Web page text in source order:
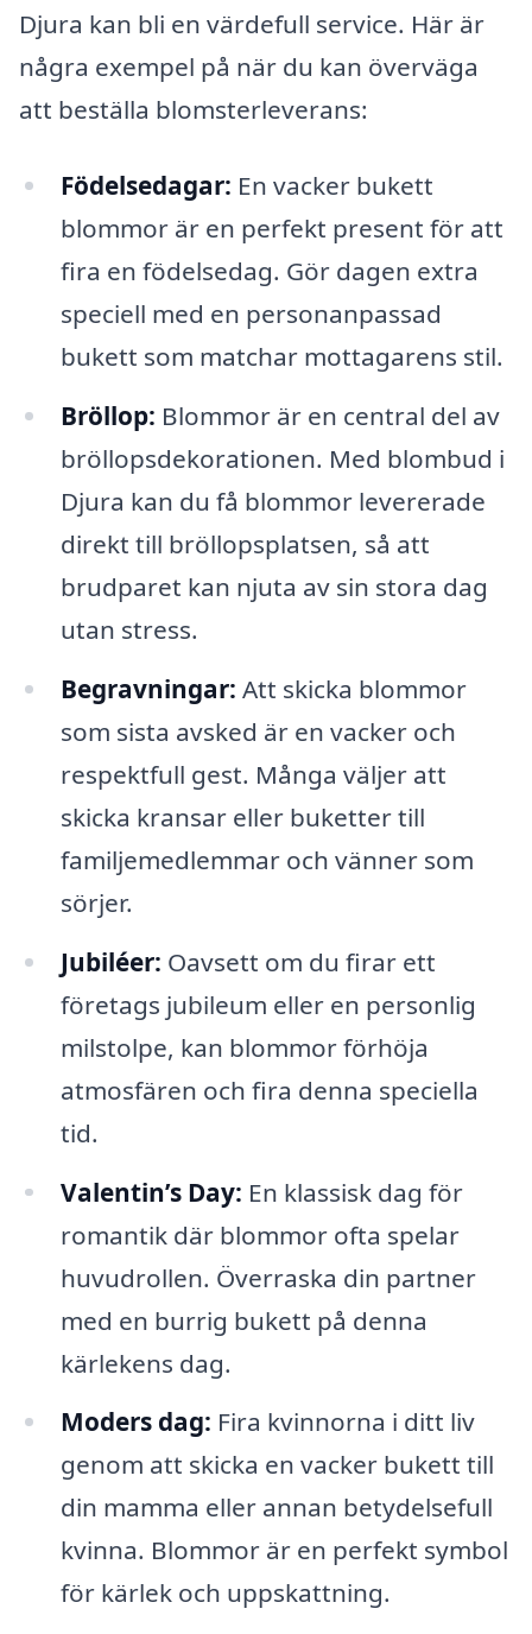
Djura kan bli en värdefull service. Här är
några exempel på när du kan överväga
att beställa blomsterleverans:
Födelsedagar: En vacker bukett
blommor är en perfekt present för att
fira en födelsedag. Gör dagen extra
speciell med en personanpassad
bukett som matchar mottagarens stil.
Bröllop: Blommor är en central del av
bröllopsdekorationen. Med blombud i
Djura kan du få blommor levererade
direkt till bröllopsplatsen, så att
brudparet kan njuta av sin stora dag
utan stress.
Begravningar: Att skicka blommor
som sista avsked är en vacker och
respektfull gest. Många väljer att
skicka kransar eller buketter till
familjemedlemmar och vänner som
sörjer.
Jubiléer: Oavsett om du firar ett
företags jubileum eller en personlig
milstolpe, kan blommor förhöja
atmosfären och fira denna speciella
tid.
Valentin’s Day: En klassisk dag för
romantik där blommor ofta spelar
huvudrollen. Överraska din partner
med en burrig bukett på denna
kärlekens dag.
Moders dag: Fira kvinnorna i ditt liv
genom att skicka en vacker bukett till
din mamma eller annan betydelsefull
kvinna. Blommor är en perfekt symbol
för kärlek och uppskattning.